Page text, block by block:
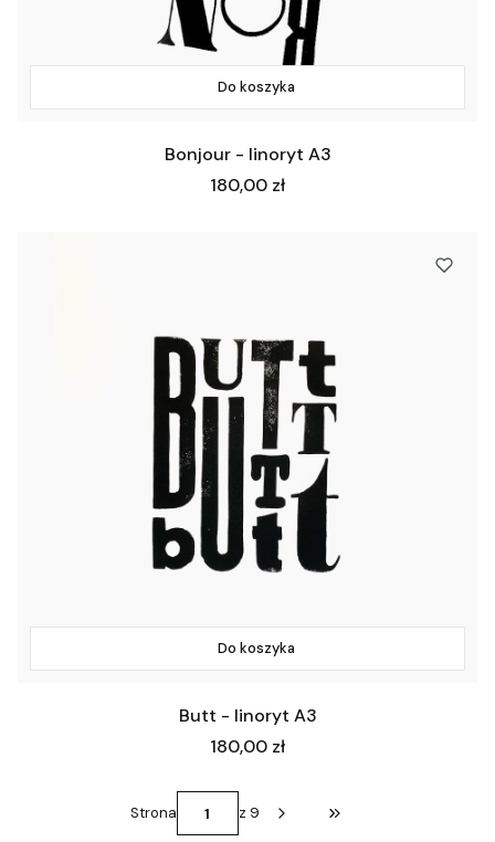
Do koszyka
Bonjour - linoryt A3
Cena
180,00 zł
Do koszyka
Butt - linoryt A3
Cena
180,00 zł
Strona z 9 Przejdź do ostatniej